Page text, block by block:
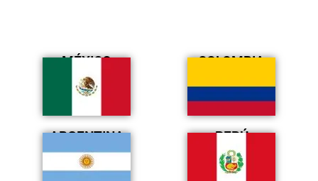
MÉXICO COLOMBIA
ARGENTINA PERÚ